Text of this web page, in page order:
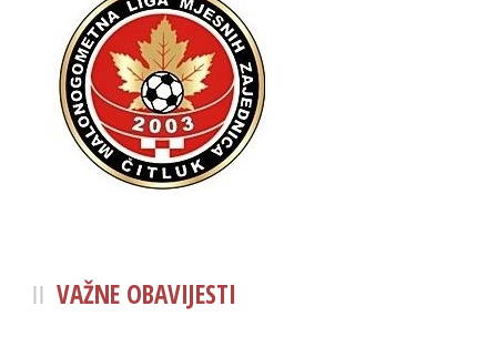
VAŽNE OBAVIJESTI